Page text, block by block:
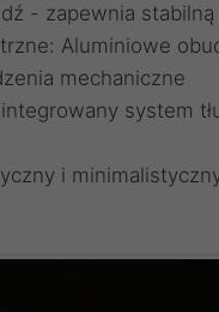
- zapewnia
Aluminiowe
mechaniczne
system
i